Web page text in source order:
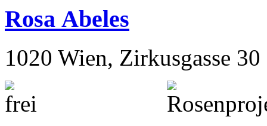
Rosa Abeles
1020 Wien, Zirkusgasse 30